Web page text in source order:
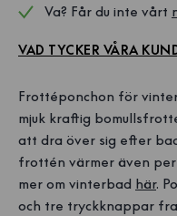
Va? Får du inte vårt
VAD TYCKER VÅRA
Frottéponchon för
mjuk kraftig
att dra över sig efter
frottén värmer även
mer om vinterbad här.
och tre tryckknappar